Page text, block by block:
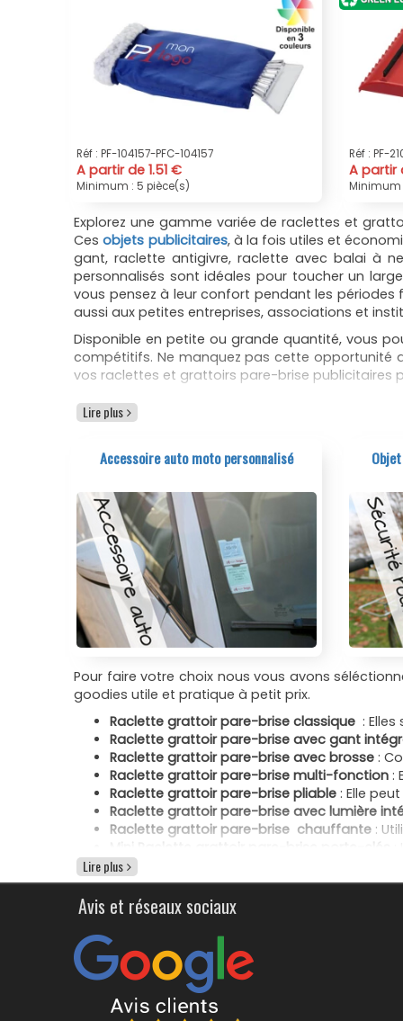
Réf : PF-104157-PFC-104157
A partir de 1.51 €
Minimum : 5 pièce(s)
Réf : PF-
A partir
Minimum
Explorez une gamme variée de raclettes et
Cesobjets publicitaires, à la fois utiles et
gant, raclette antigivre, raclette avec balai à
personnalisés sont idéales pour toucher un
vous pensez à leur confort pendant les
aussi aux petites entreprises, associations et
Disponible en petite ou grande quantité, vous
compétitifs. Ne manquez pas cette opportunité
vos raclettes et grattoirs pare-brise publicitaires
En hiver, il arrive souvent que nous soyons
n’assure que le pare-brise sera complètement
pare-brise anti-givre font parti desmeilleurs
Lire plus
Accessoire auto moto personnalisé
Pour faire votre choix nous vous avons
goodies utile et pratique à petit prix.
Raclette grattoir pare-brise classique :
Raclette grattoir pare-brise avec gant
Raclette grattoir pare-brise avec brosse :
Raclette grattoir pare-brise multi-fonction :
Raclette grattoir pare-brise pliable : Elle
Raclette grattoir pare-brise avec lumière
Raclette grattoir pare-brise chauffante :
Ces raclettes personnalisables peuvent être
design souhaité.
Offrez une raclette gratte pare-brise grattoir
leur bien-être. C’est grâce à vous et en vous
visibilité optimale de la route. Optez pour un
prospects et de leurs proches.
Lire plus
Avis et réseaux sociaux